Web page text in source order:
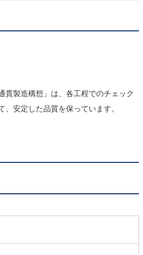
貫製造構想」は、各工程でのチェック
安定した品質を保っています。